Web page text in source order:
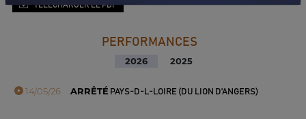
TÉLÉCHARGER LE PDF
PERFORMANCES
2026 2025
14/05/26 ARRÊTÉ PAYS-D-L-LOIRE (DU LION D'ANGERS)